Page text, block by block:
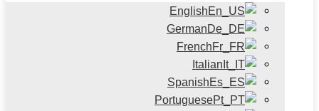
English
German
French
Italian
Spanish
Portuguese